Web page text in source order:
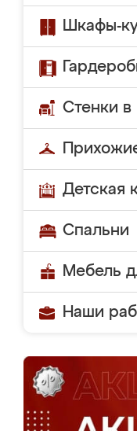
Шкафы-
Стенки в
Детская
Спальни
Мебель
Наши